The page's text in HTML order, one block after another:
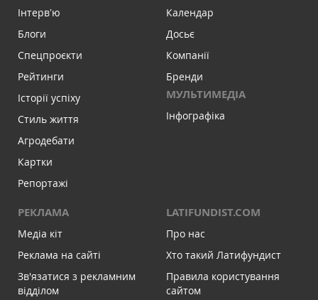
Інтервʼю
Блоги
Спецпроєкти
Рейтинги
Історії успіху
Стиль життя
Агродебати
Картки
Репортажі
Календар
Досьє
Компанії
Бренди
МУЛЬТИМЕДІА
Інфографіка
РЕКЛАМА
Медіа кіт
Реклама на сайті
Зв'язатися з рекламним
відділом
LATIFUNDIST.COM
Про нас
Хто такий Латифундист
Правила користування
сайтом